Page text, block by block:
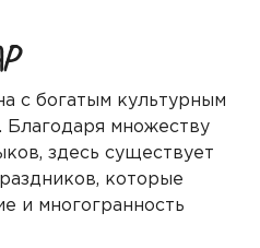
с богатым культурным
Благодаря множеству
здесь существует
которые
и многогранность